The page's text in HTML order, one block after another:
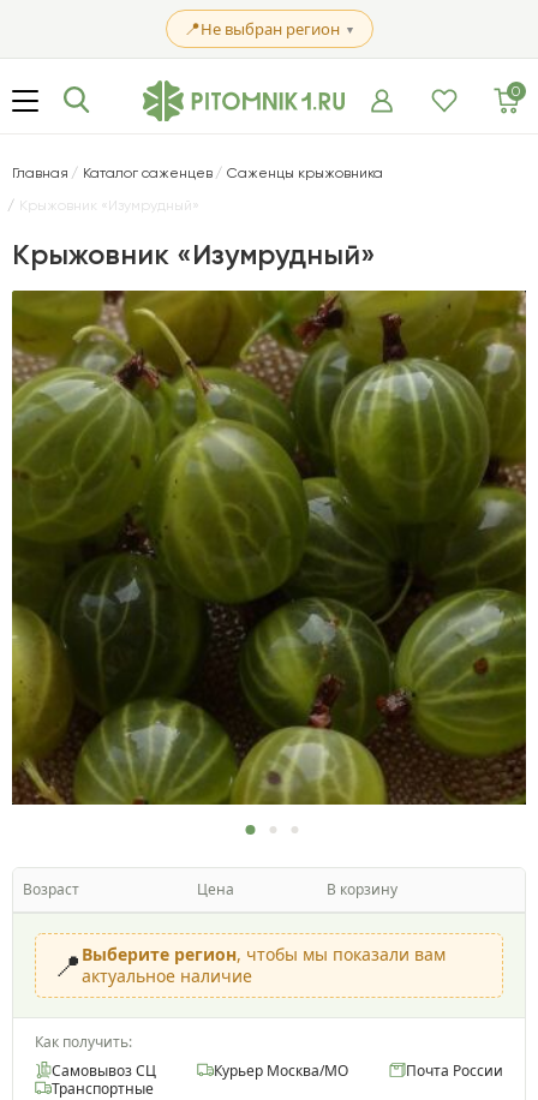
📍Не выбран регион ▼
0
Главная Каталог саженцев
Саженцы крыжовника
Крыжовник «Изумрудный»
Крыжовник «Изумрудный»
Возраст Цена В корзину
📍 Выберите регион, чтобы мы показали вам
актуальное наличие
Как получить:
Самовывоз СЦ
Курьер Москва/МО
Почта России
Транспортные